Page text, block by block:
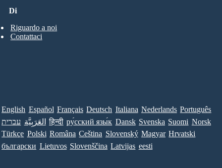
Di
Riguardo a noi
Contattaci
English Español Français Deutsch Italiana Nederlands Português
עברית العَرَبِيَّة हिन्दी ру́сский язы́к Dansk Svenska Suomi Norsk
Türkçe Polski Româna Ceština Slovenský Magyar Hrvatski
български Lietuvos Slovenščina Latvijas eesti